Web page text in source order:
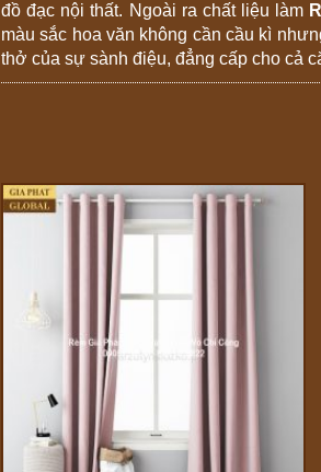
đồ đạc nội thất. Ngoài ra chất liệu làm
màu sắc hoa văn không cần cầu kì
thở của sự sành điệu, đẳng cấp cho cả